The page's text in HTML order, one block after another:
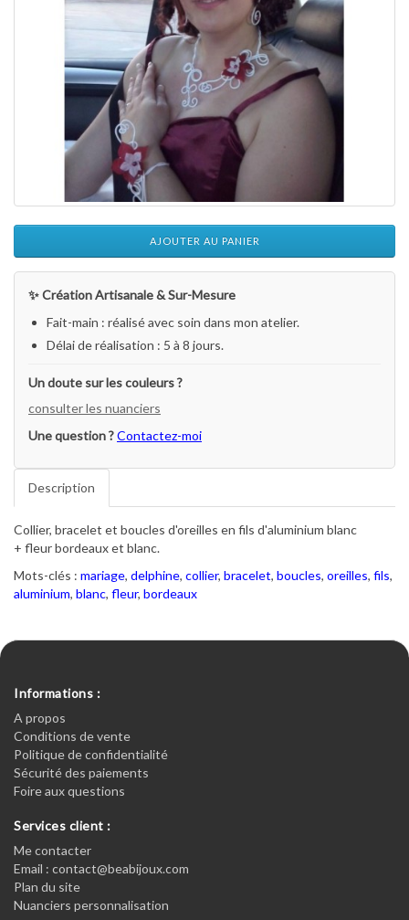
AJOUTER AU PANIER
✨ Création Artisanale & Sur-Mesure
Fait-main : réalisé avec soin dans mon atelier.
Délai de réalisation : 5 à 8 jours.
Un doute sur les couleurs ?
consulter les nuanciers
Une question ?Contactez-moi
Description
Collier, bracelet et boucles d'oreilles en fils d'aluminium blanc
+ fleur bordeaux et blanc.
Mots-clés : mariage, delphine, collier, bracelet, boucles, oreilles, fils,
aluminium, blanc, fleur, bordeaux
Informations :
A propos
Conditions de vente
Politique de confidentialité
Sécurité des paiements
Foire aux questions
Services client :
Me contacter
Email : contact@beabijoux.com
Plan du site
Nuanciers personnalisation